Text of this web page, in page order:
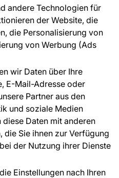
andere Technologien für
der Website, die
die Personalisierung von
von Werbung (Ads
wir Daten über Ihre
E-Mail-Adresse oder
Partner aus den
und soziale Medien
Daten mit anderen
Sie ihnen zur Verfügung
der Nutzung ihrer Dienste
Einstellungen nach Ihren
Tapetenmuster
ÜBER DAS UNTERNEHMEN
Ihnen gerne weiter